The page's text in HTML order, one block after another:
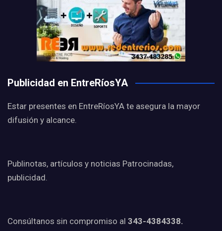
Publicidad en EntreRíosYA
Estar presentes en EntreRíosYA te asegura la mayor
difusión y alcance.
Publinotas, artículos y noticias Patrocinadas,
publicidad.
Consúltanos sin compromiso al 343-4384338.